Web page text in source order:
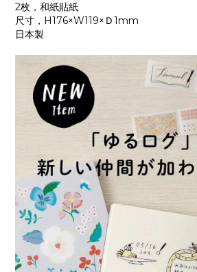
2枚，和紙貼紙
尺寸，H176×W119×Ｄ1mm
日本製